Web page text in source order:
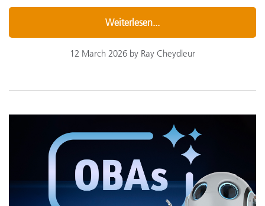
Weiterlesen...
12 March 2026 by Ray Cheydleur